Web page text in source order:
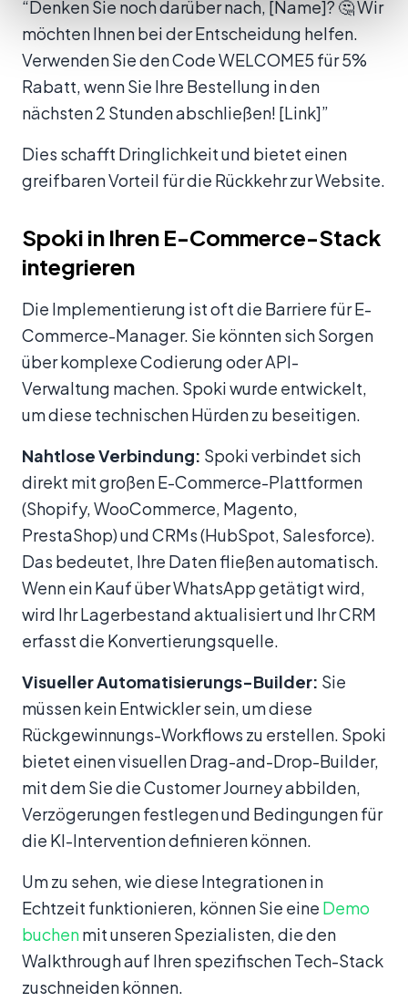
“Denken Sie noch darüber nach, [Name]? 🤔 Wir
möchten Ihnen bei der Entscheidung helfen.
Verwenden Sie den Code WELCOME5 für 5%
Rabatt, wenn Sie Ihre Bestellung in den
nächsten 2 Stunden abschließen! [Link]”
Dies schafft Dringlichkeit und bietet einen
greifbaren Vorteil für die Rückkehr zur Website.
Spoki in Ihren E-Commerce-Stack
integrieren
Die Implementierung ist oft die Barriere für E-
Commerce-Manager. Sie könnten sich Sorgen
über komplexe Codierung oder API-
Verwaltung machen. Spoki wurde entwickelt,
um diese technischen Hürden zu beseitigen.
Nahtlose Verbindung: Spoki verbindet sich
direkt mit großen E-Commerce-Plattformen
(Shopify, WooCommerce, Magento,
PrestaShop) und CRMs (HubSpot, Salesforce).
Das bedeutet, Ihre Daten fließen automatisch.
Wenn ein Kauf über WhatsApp getätigt wird,
wird Ihr Lagerbestand aktualisiert und Ihr CRM
erfasst die Konvertierungsquelle.
Visueller Automatisierungs-Builder: Sie
müssen kein Entwickler sein, um diese
Rückgewinnungs-Workflows zu erstellen. Spoki
bietet einen visuellen Drag-and-Drop-Builder,
mit dem Sie die Customer Journey abbilden,
Verzögerungen festlegen und Bedingungen für
die KI-Intervention definieren können.
Um zu sehen, wie diese Integrationen in
Echtzeit funktionieren, können Sie eine Demo
buchenmit unseren Spezialisten, die den
Walkthrough auf Ihren spezifischen Tech-Stack
zuschneiden können.